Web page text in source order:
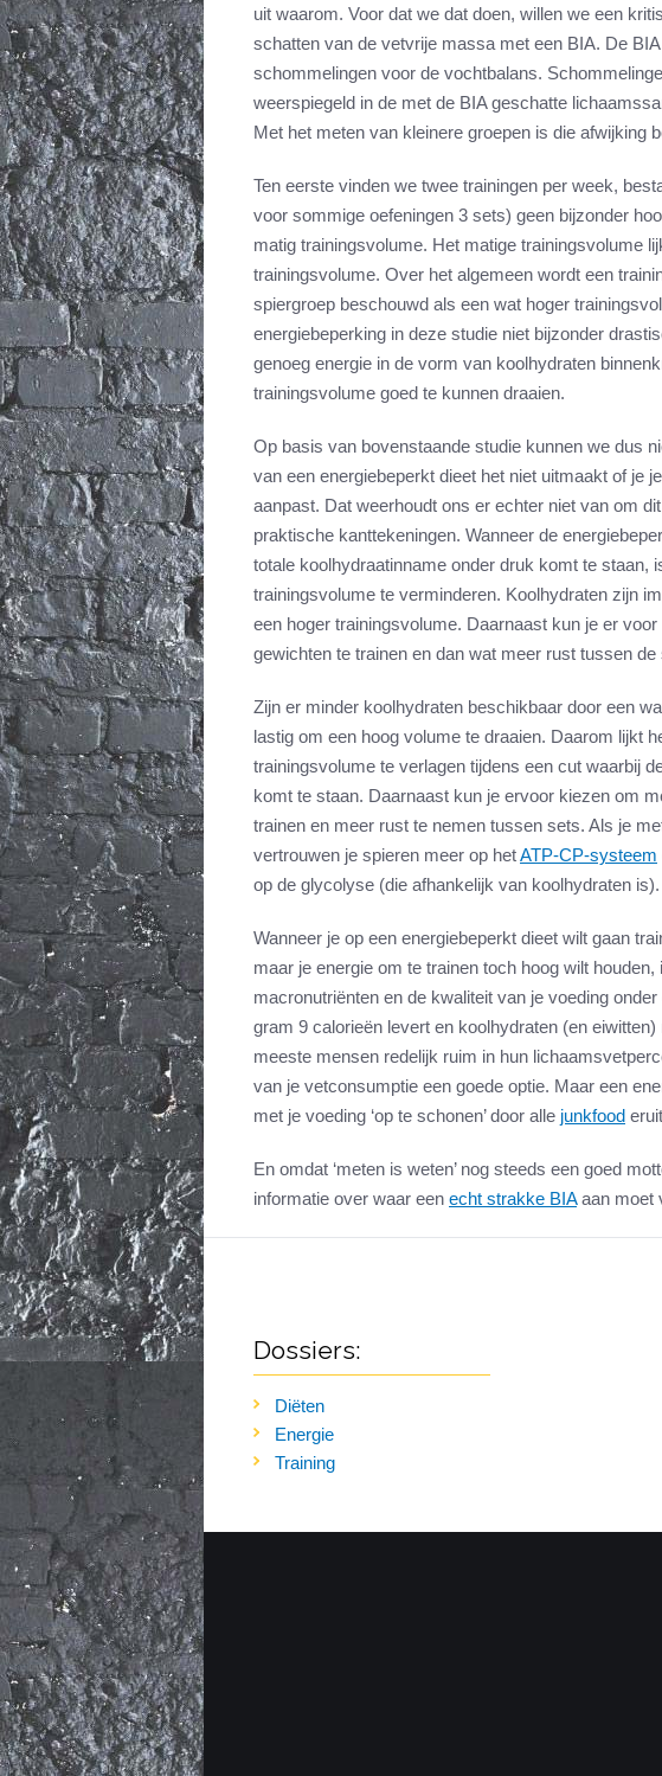
uit waarom. Voor dat we dat doen, willen we een
schatten van de vetvrije massa met een BIA. De
schommelingen voor de vochtbalans.
weerspiegeld in de met de BIA geschatte
Met het meten van kleinere groepen is die afwijking
Ten eerste vinden we twee trainingen per week,
voor sommige oefeningen 3 sets) geen bijzonder
matig trainingsvolume. Het matige trainingsvolume
trainingsvolume. Over het algemeen wordt een
spiergroep beschouwd als een wat hoger
energiebeperking in deze studie niet bijzonder
genoeg energie in de vorm van koolhydraten
trainingsvolume goed te kunnen draaien.
Op basis van bovenstaande studie kunnen we dus
van een energiebeperkt dieet het niet uitmaakt of je
aanpast. Dat weerhoudt ons er echter niet van om
praktische kanttekeningen. Wanneer de
totale koolhydraatinname onder druk komt te staan,
trainingsvolume te verminderen. Koolhydraten zijn
een hoger trainingsvolume. Daarnaast kun je er
gewichten te trainen en dan wat meer rust tussen
Zijn er minder koolhydraten beschikbaar door een
lastig om een hoog volume te draaien. Daarom lijkt
trainingsvolume te verlagen tijdens een cut waarbij
komt te staan. Daarnaast kun je ervoor kiezen om
trainen en meer rust te nemen tussen sets. Als je
vertrouwen je spieren meer op hetATP-CP-systeem
op de glycolyse (die afhankelijk van koolhydraten is).
Wanneer je op een energiebeperkt dieet wilt gaan
maar je energie om te trainen toch hoog wilt
macronutriënten en de kwaliteit van je voeding
gram 9 calorieën levert en koolhydraten (en
meeste mensen redelijk ruim in hun
van je vetconsumptie een goede optie. Maar een
met je voeding ‘op te schonen’ door alle junkfood
En omdat ‘meten is weten’ nog steeds een goed
informatie over waar een echt strakke BIAaan moet
Dossiers:
Diëten
Energie
Training